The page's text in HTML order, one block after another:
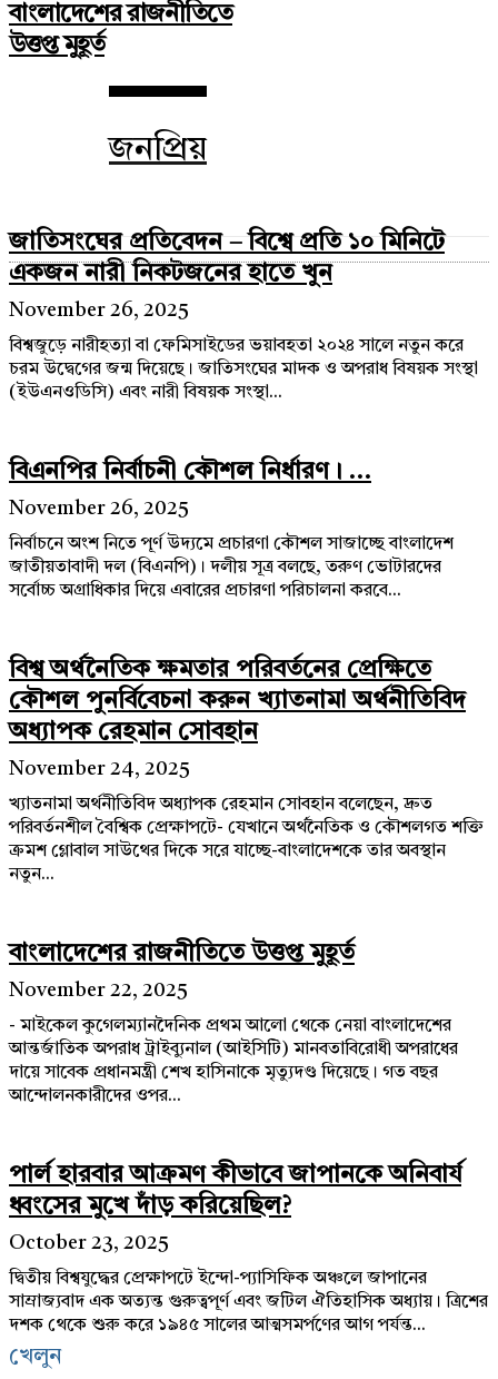
বাংলাদেশের রাজনীতিতে
উত্তপ্ত মুহূর্ত
জনপ্রিয়
জাতিসংঘের প্রতিবেদন – বিশ্বে প্রতি ১০ মিনিটে
একজন নারী নিকটজনের হাতে খুন
November 26, 2025
বিশ্বজুড়ে নারীহত্যা বা ফেমিসাইডের ভয়াবহতা ২০২৪ সালে নতুন করে
চরম উদ্বেগের জন্ম দিয়েছে। জাতিসংঘের মাদক ও অপরাধ বিষয়ক সংস্থা
(ইউএনওডিসি) এবং নারী বিষয়ক সংস্থা...
বিএনপির নির্বাচনী কৌশল নির্ধারণ। ...
November 26, 2025
নির্বাচনে অংশ নিতে পূর্ণ উদ্যমে প্রচারণা কৌশল সাজাচ্ছে বাংলাদেশ
জাতীয়তাবাদী দল (বিএনপি)। দলীয় সূত্র বলছে, তরুণ ভোটারদের
সর্বোচ্চ অগ্রাধিকার দিয়ে এবারের প্রচারণা পরিচালনা করবে...
বিশ্ব অর্থনৈতিক ক্ষমতার পরিবর্তনের প্রেক্ষিতে
কৌশল পুনর্বিবেচনা করুন খ্যাতনামা অর্থনীতিবিদ
অধ্যাপক রেহমান সোবহান
November 24, 2025
খ্যাতনামা অর্থনীতিবিদ অধ্যাপক রেহমান সোবহান বলেছেন, দ্রুত
পরিবর্তনশীল বৈশ্বিক প্রেক্ষাপটে- যেখানে অর্থনৈতিক ও কৌশলগত শক্তি
ক্রমশ গ্লোবাল সাউথের দিকে সরে যাচ্ছে-বাংলাদেশকে তার অবস্থান
নতুন...
বাংলাদেশের রাজনীতিতে উত্তপ্ত মুহূর্ত
November 22, 2025
- মাইকেল কুগেলম্যানদৈনিক প্রথম আলো থেকে নেয়া বাংলাদেশের
আন্তর্জাতিক অপরাধ ট্রাইব্যুনাল (আইসিটি) মানবতাবিরোধী অপরাধের
দায়ে সাবেক প্রধানমন্ত্রী শেখ হাসিনাকে মৃত্যুদণ্ড দিয়েছে। গত বছর
আন্দোলনকারীদের ওপর...
পার্ল হারবার আক্রমণ কীভাবে জাপানকে অনিবার্য
ধ্বংসের মুখে দাঁড় করিয়েছিল?
October 23, 2025
দ্বিতীয় বিশ্বযুদ্ধের প্রেক্ষাপটে ইন্দো-প্যাসিফিক অঞ্চলে জাপানের
সাম্রাজ্যবাদ এক অত্যন্ত গুরুত্বপূর্ণ এবং জটিল ঐতিহাসিক অধ্যায়। ত্রিশের
দশক থেকে শুরু করে ১৯৪৫ সালের আত্মসমর্পণের আগ পর্যন্ত...
খেলুন